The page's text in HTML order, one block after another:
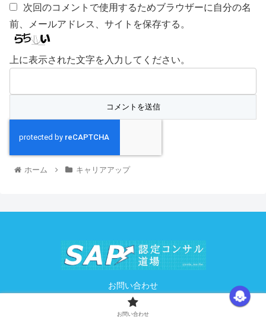
次回のコメントで使用するためブラウザーに自分の名
前、メールアドレス、サイトを保存する。
上に表示された文字を入力してください。
ホーム キャリアアップ
お問い合わせ
© 2021 SAP認定コンサル道場.
お問い合わせ